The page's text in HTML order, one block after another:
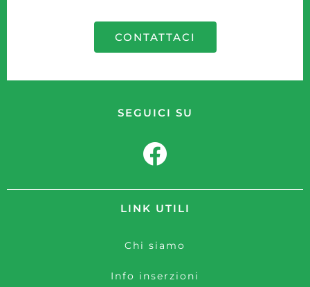
CONTATTACI
LINK UTILI
Chi siamo
Info inserzioni
SEGUICI SU